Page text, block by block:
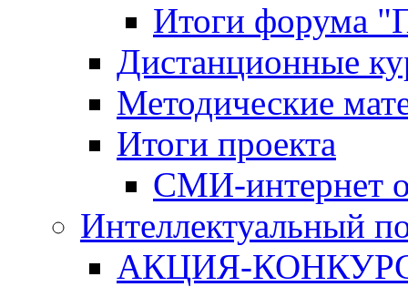
Итоги форума
Дистанционные
Методические
Итоги проекта
СМИ-интернет
Интеллектуальный
АКЦИЯ-